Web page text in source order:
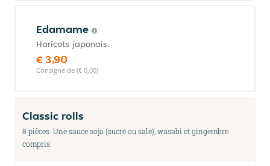
Edamame
Haricots japonais.
€ 3,90
Consigne de (€ 0,00)
Classic rolls
8 pièces. Une sauce soja (sucré ou salé), wasabi et gingembre
compris.